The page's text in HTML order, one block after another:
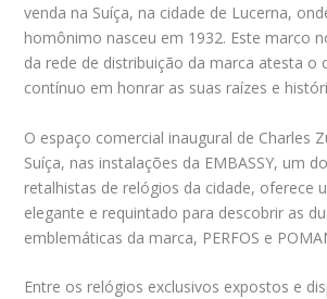
venda na Suíça, na cidade de Lucerna,
homônimo nasceu em 1932. Este marco
da rede de distribuição da marca atesta o
contínuo em honrar as suas raízes e
O espaço comercial inaugural de Charles
Suíça, nas instalações da EMBASSY, um
retalhistas de relógios da cidade, oferece
elegante e requintado para descobrir as
emblemáticas da marca, PERFOS e
Entre os relógios exclusivos expostos e